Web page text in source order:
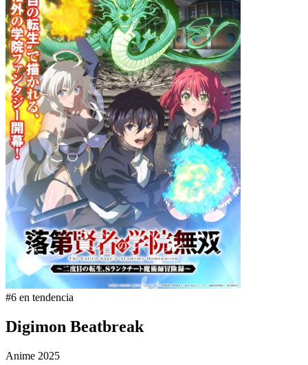
#6 en tendencia
Digimon Beatbreak
Anime 2025